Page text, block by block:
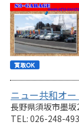
ニュー共和オ
長野県須坂市墨
TEL: 026-248-